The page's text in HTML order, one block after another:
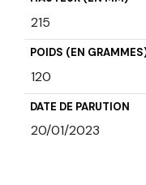
215
POIDS (EN
120
DATE DE PARUTION
20/01/2023